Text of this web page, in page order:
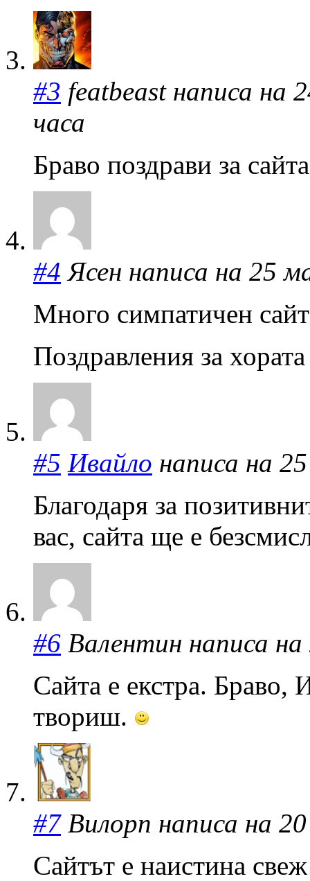
#3 featbeast написа на
часа
Браво поздрави за
#4 Ясен написа на 25
Много симпатичен
Поздравления за
#5 Ивайло написа на
Благодаря за
вас, сайта ще е
#6 Валентин написа
Сайта е екстра. Браво,
твориш.
#7Вилорп написа на 20
Сайтът е наистина